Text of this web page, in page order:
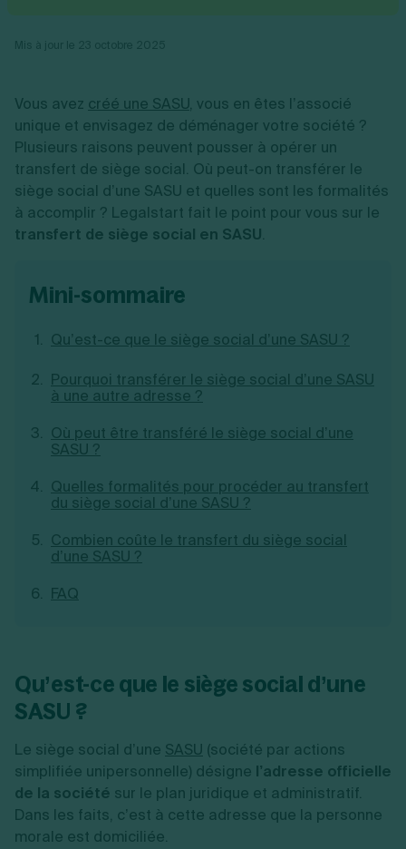
Transport
Autres
Ressources
Simulateur de choix de forme juridique
Calcul de charges sociales
Estimation du coût de création
Calcul d'éligibilité à l'ACRE
Création d'entreprise
Gestion comptable
Approbation des comptes
Dépôt de marque
Recherche d'antériorité
Protection des créations
Confidentialité de l'adresse du dirigeant
Radiation auto entrepreneur
Dissolution-liquidation
Dépôt de bilan
Toutes les modifications
Conseil/finance
Vente en ligne
Services aux entreprises
Construction/travaux
Restauration
Commerce
Transport
Autres
Logiciel de facturation
Gestion des achats
Gestion de la trésorerie
Par besoin
Je suis autonome
Je souhaite être accompagné
comptable LS Compta
Fiches auto-entrepreneur
Fiches association
Toutes les fiches sur la création
Autres démarches
Gestion d’entreprise
Fermeture d’entreprise
Exercice d’un métier
Gérer ses salariés
Sélection de fiches pratiques
Ouvrir sa société
Création de micro-entreprise
Devenir auto entrepreneur
Création d'EURL
Création de SASU
Création de SARL
Création de SAS
Création de SCI
Aides à la création d’entreprise
Ouverture compte pro
Vous avez créé une SASU, vous en êtes l’associé
unique et envisagez de déménager votre société ?
Plusieurs raisons peuvent pousser à opérer un
transfert de siège social. Où peut-on transférer le
siège social d’une SASU et quelles sont les formalités
à accomplir ? Legalstart fait le point pour vous sur le
transfert de siège social en SASU.
mini-sommaire
Qu’est-ce que le siège social d’une SASU ?
Pourquoi transférer le siège social d’une SASU
à une autre adresse ?
Où peut être transféré le siège social d’une
SASU ?
Quelles formalités pour procéder au transfert
du siège social d’une SASU ?
Combien coûte le transfert du siège social
d’une SASU ?
FAQ
Qu’est-ce que le siège social d’une
SASU ?
Le siège social d’une SASU (société par actions
simplifiée unipersonnelle) désigne l’adresse officielle
de la société sur le plan juridique et administratif.
Dans les faits, c’est à cette adresse que la personne
morale est domiciliée.